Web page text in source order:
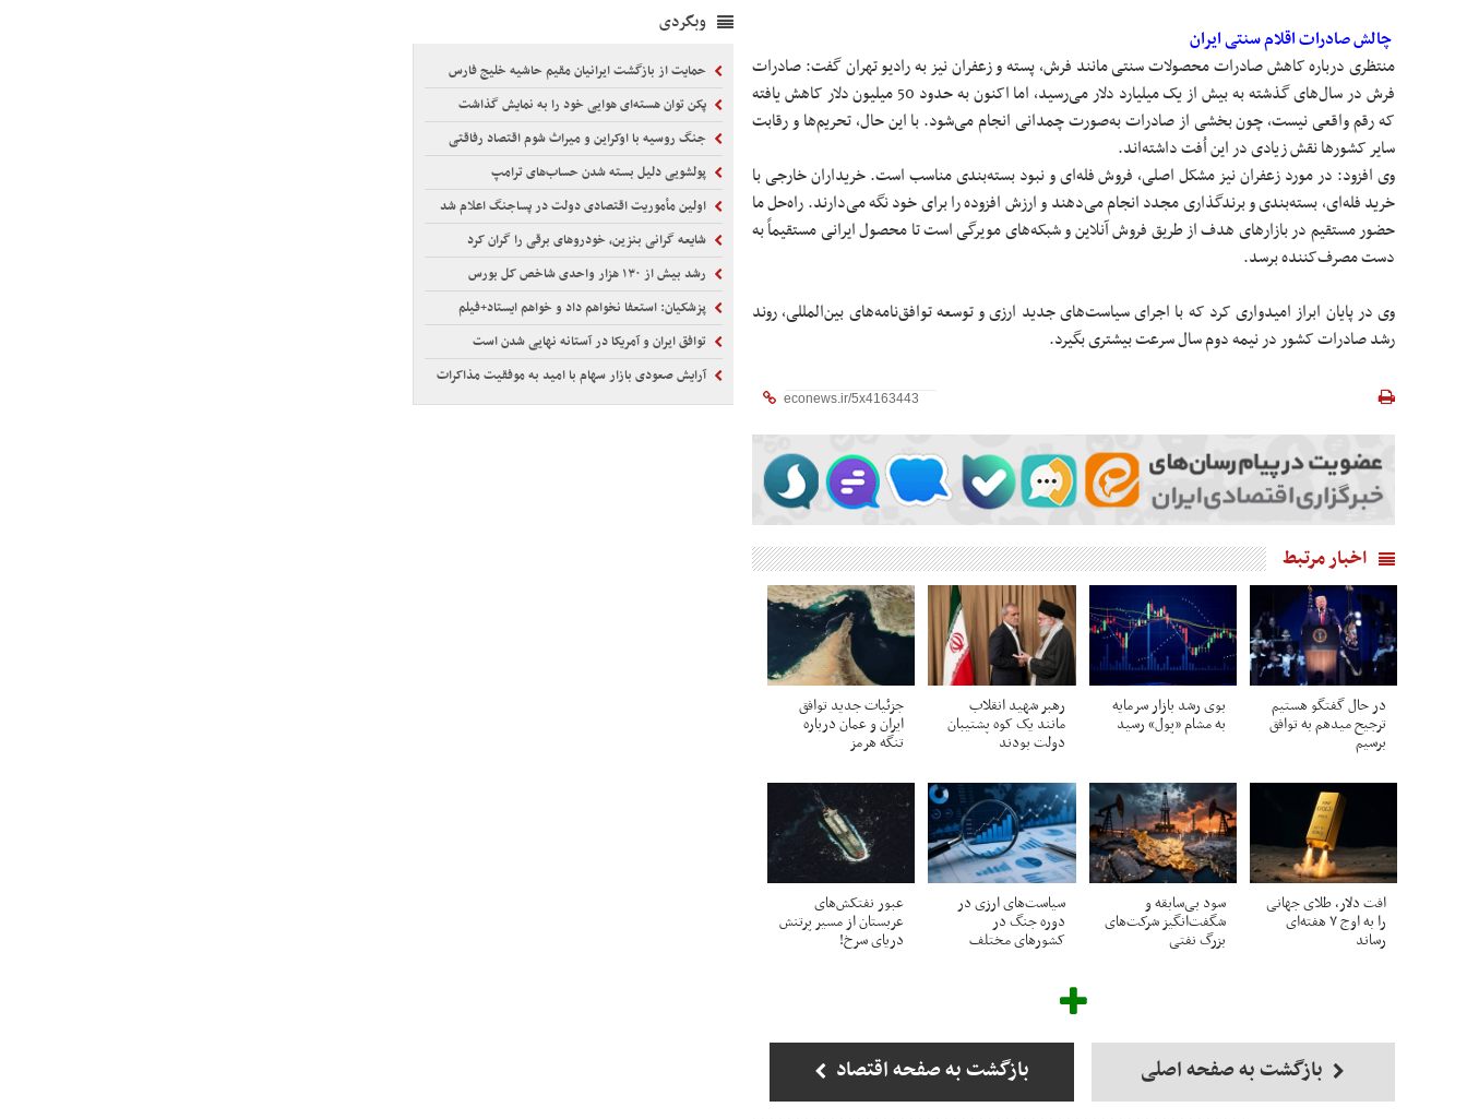
چالش صادرات اقلام سنتی ایران
منتظری درباره کاهش صادرات محصولات سنتی مانند فرش، پسته و زعفران نیز به رادیو تهران گفت: صادرات
فرش در سال‌های گذشته به بیش از یک میلیارد دلار می‌رسید، اما اکنون به حدود 50 میلیون دلار کاهش یافته
که رقم واقعی نیست، چون بخشی از صادرات به‌صورت چمدانی انجام می‌شود. با این حال، تحریم‌ها و رقابت
سایر کشورها نقش زیادی در این اُفت داشته‌اند.
وی افزود: در مورد زعفران نیز مشکل اصلی، فروش فله‌ای و نبود بسته‌بندی مناسب است. خریداران خارجی با
خرید فله‌ای، بسته‌بندی و برندگذاری مجدد انجام می‌دهند و ارزش افزوده را برای خود نگه می‌دارند. راه‌حل ما
حضور مستقیم در بازارهای هدف از طریق فروش آنلاین و شبکه‌های مویرگی است تا محصول ایرانی مستقیماً به
دست مصرف‌کننده برسد.
وی در پایان ابراز امیدواری کرد که با اجرای سیاست‌های جدید ارزی و توسعه توافق‌نامه‌های بین‌المللی، روند
رشد صادرات کشور در نیمه دوم سال سرعت بیشتری بگیرد.
اخبار مرتبط
در حال گفتگو هستیم
ترجیح میدهم به توافق
برسیم
بوی رشد بازار سرمایه
به مشام «پول» رسید
رهبر شهید انقلاب
مانند یک کوه پشتیبان
دولت بودند
جزئیات جدید توافق
ایران و عمان درباره
تنگه هرمز
افت دلار، طلای جهانی
را به اوج ۷ هفته‌ای
رساند
سود بی‌سابقه و
شگفت‌انگیز شرکت‌های
بزرگ نفتی
سیاست‌های ارزی در
دوره جنگ در
کشورهای مختلف
عبور نفتکش‌های
عربستان از مسیر پرتنش
دریای سرخ!
بازگشت به صفحه اصلی بازگشت به صفحه اقتصاد
وبگردی
حمایت از بازگشت ایرانیان مقیم حاشیه خلیج فارس
پکن توان هسته‌ای هوایی خود را به نمایش گذاشت
جنگ روسیه با اوکراین و میراث شوم اقتصاد رفاقتی
پولشویی دلیل بسته شدن حساب‌های ترامپ
اولین مأموریت اقتصادی دولت در پساجنگ اعلام شد
شایعه گرانی بنزین، خودروهای برقی را گران کرد
رشد بیش از ۱۳۰ هزار واحدی شاخص کل بورس
پزشکیان: استعفا نخواهم داد و خواهم ایستاد+فیلم
توافق ایران و آمریکا در آستانه نهایی شدن است
آرایش صعودی بازار سهام با امید به موفقیت مذاکرات